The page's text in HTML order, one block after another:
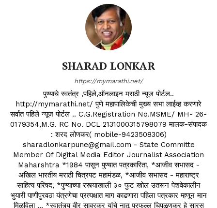
SHARAD LONKAR
https://mymarathi.net/
पुण्याचे स्वतंत्र ,पहिले,ऑनलाइन मराठी न्यूज पोर्टल..
http://mymarathi.net/ पुणे महापालिकेची मुख्य सभा लाईव्ह करणारे
सर्वात पहिले न्यूज पोर्टल .. C.G.Registration No.MSME/ MH- 26-
0179354,M.G. RC No. DCL 2131000315798079 मालक-संपादक
: शरद लोणकर( mobile-9423508306)
sharadlonkarpune@gmail.com - State Committe
Member Of Digital Media Editor Journalist Association
Maharshtra *1984 पासून पुण्यात पत्रकारिता, *आजीव सभासद -
अखिल भारतीय मराठी चित्रपट महामंडळ, *आजीव सभासद - महाराष्ट्र
साहित्य परिषद, *पुण्याच्या रस्त्याखाली ३० फुट खोल उतरून पेशवेकालीन
भुयारी पाणीपुरवठा यंत्रणेचा प्रत्यक्षात माग काढणारा पहिला पत्रकार म्हणून मान
मिळविला ... *स्वातंत्र्य वीर सावरकर यांचे नातू प्रफुल्ल चिपळूणकर हे सारस